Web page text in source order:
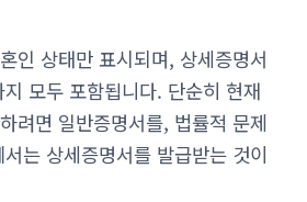
인 상태만 표시되며, 상세증명서
모두 포함됩니다. 단순히 현재
려면 일반증명서를, 법률적 문제
는 상세증명서를 발급받는 것이